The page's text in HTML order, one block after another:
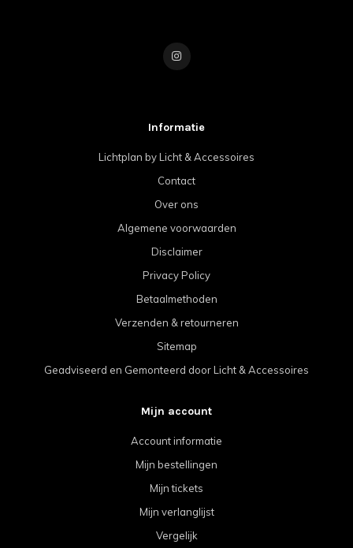
Informatie
Lichtplan by Licht & Accessoires
Contact
Over ons
Algemene voorwaarden
Disclaimer
Privacy Policy
Betaalmethoden
Verzenden & retourneren
Sitemap
Geadviseerd en Gemonteerd door Licht & Accessoires
Mijn account
Account informatie
Mijn bestellingen
Mijn tickets
Mijn verlanglijst
Vergelijk